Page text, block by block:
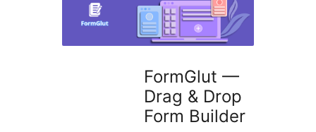
FormGlut —
Drag & Drop
Form Builder